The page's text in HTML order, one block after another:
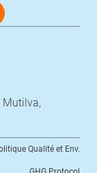
Mutilva,
Qualité et Env.